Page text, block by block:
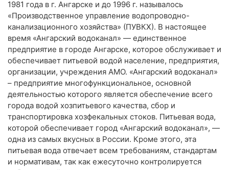
1981 года в г. Ангарске и до 1996 г. называлось
«Производственное управление водопроводно-
канализационного хозяйства» (ПУВКХ). В настоящее
время «Ангарский водоканал» — единственное
предприятие в городе Ангарске, которое обслуживает и
обеспечивает питьевой водой население, предприятия,
организации, учреждения АМО. «Ангарский водоканал»
– предприятие многофункциональное, основной
деятельностью которого является обеспечение всего
города водой хозпитьевого качества, сбор и
транспортировка хозфекальных стоков. Питьевая вода,
которой обеспечивает город «Ангарский водоканал», —
одна из самых вкусных в России. Кроме этого, эта
питьевая вода отвечает всем требованиям, стандартам
и нормативам, так как ежесуточно контролируется